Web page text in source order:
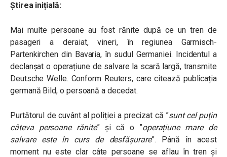
Știrea inițială:
Mai multe persoane au fost rănite după ce un tren de
pasageri a deraiat, vineri, în regiunea Garmisch-
Partenkirchen din Bavaria, în sudul Germaniei. Incidentul a
declanșat o operațiune de salvare la scară largă, transmite
Deutsche Welle. Conform Reuters, care citează publicația
germană Bild, o persoană a decedat.
Purtătorul de cuvânt al poliției a precizat că ”sunt cel puțin
câteva persoane rănite” și că o ”operațiune mare de
salvare este în curs de desfășurare”. Până în acest
moment nu este clar câte persoane se aflau în tren și